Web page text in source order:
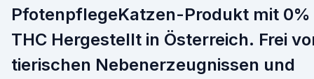
PfotenpflegeKatzen-Produkt mit 0%
THC Hergestellt in Österreich. Frei
tierischen Nebenerzeugnissen und